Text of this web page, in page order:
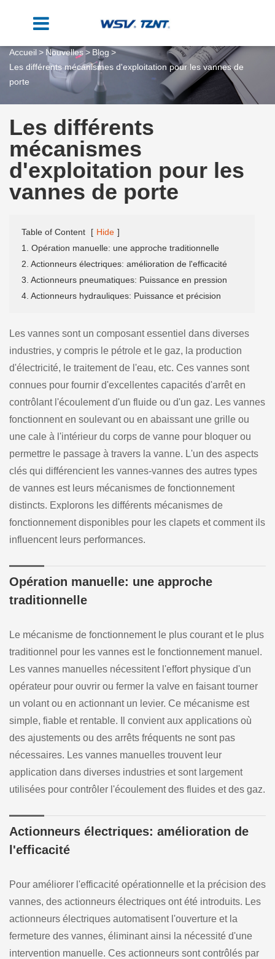
Accueil Nouvelles
Blog
Les différents mécanismes d'exploitation pour les vannes de
porte
Les différents
mécanismes
d'exploitation pour les
vannes de porte
Table of Content [ Hide ]
1. Opération manuelle: une approche traditionnelle
2. Actionneurs électriques: amélioration de l'efficacité
3. Actionneurs pneumatiques: Puissance en pression
4. Actionneurs hydrauliques: Puissance et précision
Les vannes sont un composant essentiel dans diverses
industries, y compris le pétrole et le gaz, la production
d'électricité, le traitement de l'eau, etc. Ces vannes sont
connues pour fournir d'excellentes capacités d'arrêt en
contrôlant l'écoulement d'un fluide ou d'un gaz. Les vannes
fonctionnent en soulevant ou en abaissant une grille ou
une cale à l'intérieur du corps de vanne pour bloquer ou
permettre le passage à travers la vanne. L'un des aspects
clés qui différencient les vannes-vannes des autres types
de vannes est leurs mécanismes de fonctionnement
distincts. Explorons les différents mécanismes de
fonctionnement disponibles pour les clapets et comment ils
influencent leurs performances.
Opération manuelle: une approche
traditionnelle
Le mécanisme de fonctionnement le plus courant et le plus
traditionnel pour les vannes est le fonctionnement manuel.
Les vannes manuelles nécessitent l'effort physique d'un
opérateur pour ouvrir ou fermer la valve en faisant tourner
un volant ou en actionnant un levier. Ce mécanisme est
simple, fiable et rentable. Il convient aux applications où
des ajustements ou des arrêts fréquents ne sont pas
nécessaires. Les vannes manuelles trouvent leur
application dans diverses industries et sont largement
utilisées pour contrôler l'écoulement des fluides et des gaz.
Actionneurs électriques: amélioration de
l'efficacité
Pour améliorer l'efficacité opérationnelle et la précision des
vannes, des actionneurs électriques ont été introduits. Les
actionneurs électriques automatisent l'ouverture et la
fermeture des vannes, éliminant ainsi la nécessité d'une
intervention manuelle. Ces actionneurs sont contrôlés par